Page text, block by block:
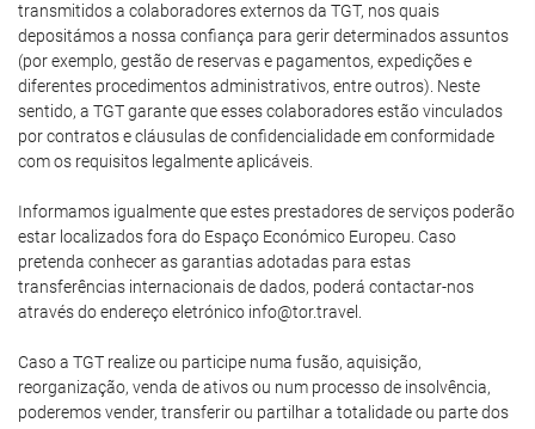
transmitidos a colaboradores externos da TGT, nos quais
depositámos a nossa confiança para gerir determinados assuntos
(por exemplo, gestão de reservas e pagamentos, expedições e
diferentes procedimentos administrativos, entre outros). Neste
sentido, a TGT garante que esses colaboradores estão vinculados
por contratos e cláusulas de confidencialidade em conformidade
com os requisitos legalmente aplicáveis.
Informamos igualmente que estes prestadores de serviços poderão
estar localizados fora do Espaço Económico Europeu. Caso
pretenda conhecer as garantias adotadas para estas
transferências internacionais de dados, poderá contactar-nos
através do endereço eletrónico info@tor.travel.
Caso a TGT realize ou participe numa fusão, aquisição,
reorganização, venda de ativos ou num processo de insolvência,
poderemos vender, transferir ou partilhar a totalidade ou parte dos